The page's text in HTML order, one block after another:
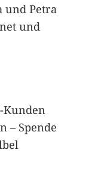
und Petra
und
Kunden
– Spende